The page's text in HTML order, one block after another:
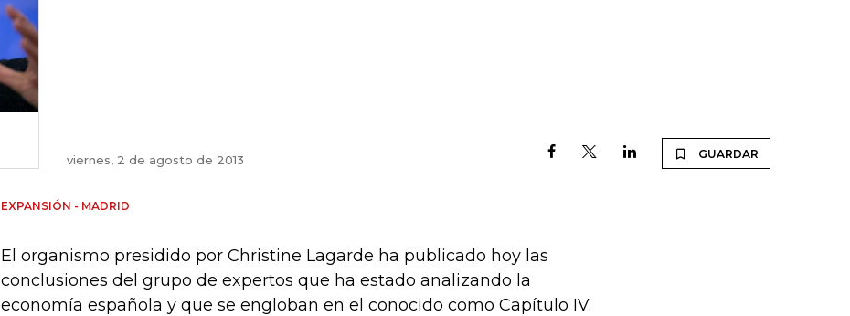
viernes, 2 de agosto de 2013 GUARDAR
EXPANSIÓN - MADRID
El organismo presidido por Christine Lagarde ha publicado hoy las
conclusiones del grupo de expertos que ha estado analizando la
economía española y que se engloban en el conocido como Capítulo IV.